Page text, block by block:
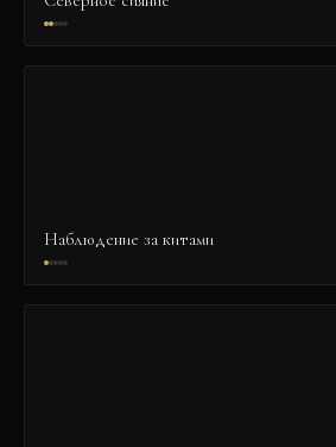
Наблюдение за китами